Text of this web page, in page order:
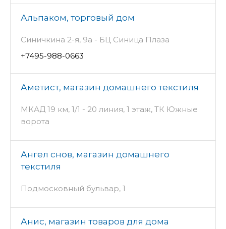
Альпаком, торговый дом
Синичкина 2-я, 9а - БЦ Синица Плаза
+7495-988-0663
Аметист, магазин домашнего текстиля
МКАД 19 км, 1/1 - 20 линия, 1 этаж, ТК Южные
ворота
Ангел снов, магазин домашнего
текстиля
Подмосковный бульвар, 1
Анис, магазин товаров для дома